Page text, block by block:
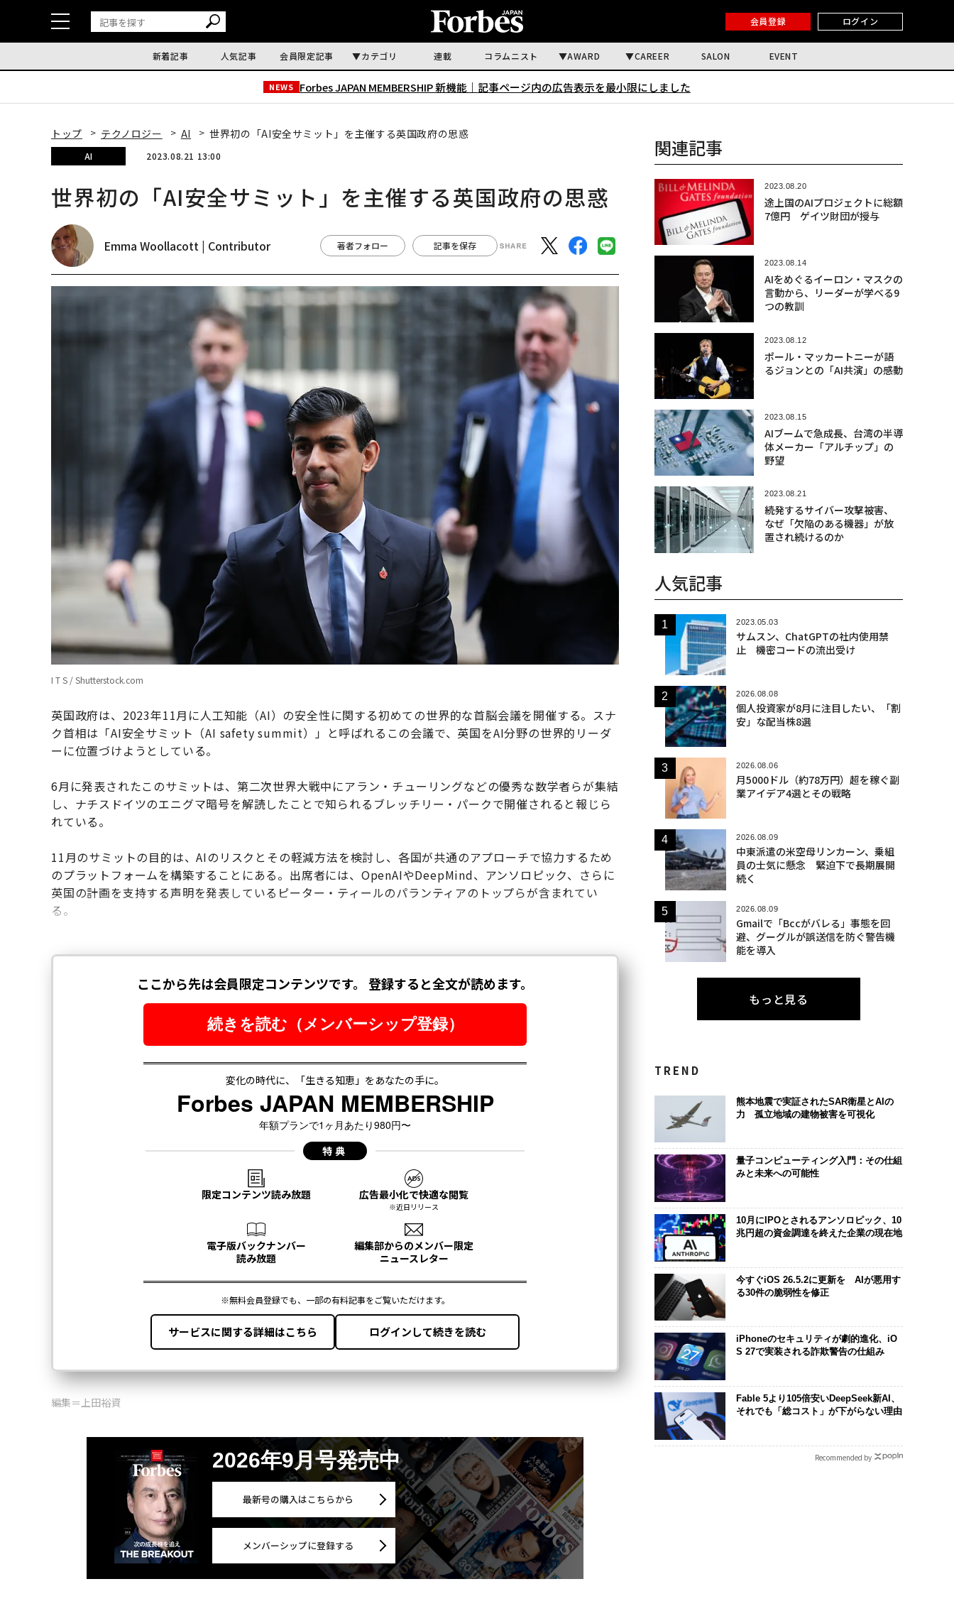
会員登録 ログイン
新着記事 人気記事 会員限定記事 カテゴリ 連載 コラムニスト AWARD CAREER SALON EVENT
NEWS Forbes JAPAN MEMBERSHIP 新機能｜ 記事ページ内の広告表示を最小限にしました
トップ テクノロジー AI 世界初の「AI安全サミット」を主催する英国政府の思惑
AI 2023.08.21 13:00
世界初の「AI安全サミット」を主催する英国政府の思惑
Emma Woollacott | Contributor 著者フォロー 記事を保存
I T S / Shutterstock.com
英国政府は、2023年11月に人工知能（AI）の安全性に関する初めての世界的な首脳会議を開催する。スナ
ク首相は「AI安全サミット（AI safety summit）」と呼ばれるこの会議で、英国をAI分野の世界的リーダ
ーに位置づけようとしている。
6月に発表されたこのサミットは、第二次世界大戦中にアラン・チューリングなどの優秀な数学者らが集結
し、ナチスドイツのエニグマ暗号を解読したことで知られるブレッチリー・パークで開催されると報じら
れている。
11月のサミットの目的は、AIのリスクとその軽減方法を検討し、各国が共通のアプローチで協力するため
のプラットフォームを構築することにある。出席者には、OpenAIやDeepMind、アンソロピック、さらに
英国の計画を支持する声明を発表しているピーター・ティールのパランティアのトップらが含まれてい
る。
編集＝上田裕資
2026年9月号発売中
最新号の購入はこちらから
メンバーシップに登録する
関連記事
2023.08.20
途上国のAIプロジェクトに総額
7億円 ゲイツ財団が授与
2023.08.14
AIをめぐるイーロン・マスクの
言動から、リーダーが学べる9
つの教訓
2023.08.12
ポール・マッカートニーが語
るジョンとの「AI共演」の感動
2023.08.15
AIブームで急成長、台湾の半導
体メーカー「アルチップ」の
野望
2023.08.21
続発するサイバー攻撃被害、
なぜ「欠陥のある機器」が放
置され続けるのか
人気記事
2023.05.03
サムスン、ChatGPTの社内使用禁
止 機密コードの流出受け
2026.08.08
個人投資家が8月に注目したい、「割
安」な配当株8選
2026.08.06
月5000ドル（約78万円）超を稼ぐ副
業アイデア4選とその戦略
2026.08.09
中東派遣の米空母リンカーン、乗組
員の士気に懸念 緊迫下で長期展開
続く
2026.08.09
Gmailで「Bccがバレる」事態を回
避、グーグルが誤送信を防ぐ警告機
能を導入
もっと見る
TREND
熊本地震で実証されたSAR衛星とAIの
力 孤立地域の建物被害を可視化
量子コンピューティング入門：その仕組
みと未来への可能性
10月にIPOとされるアンソロピック、10
兆円超の資金調達を終えた企業の現在地
今すぐiOS 26.5.2に更新を AIが悪用す
る30件の脆弱性を修正
iPhoneのセキュリティが劇的進化、iO
S 27で実装される詐欺警告の仕組み
Fable 5より105倍安いDeepSeek新AI、
それでも「総コスト」が下がらない理由
Recommended by